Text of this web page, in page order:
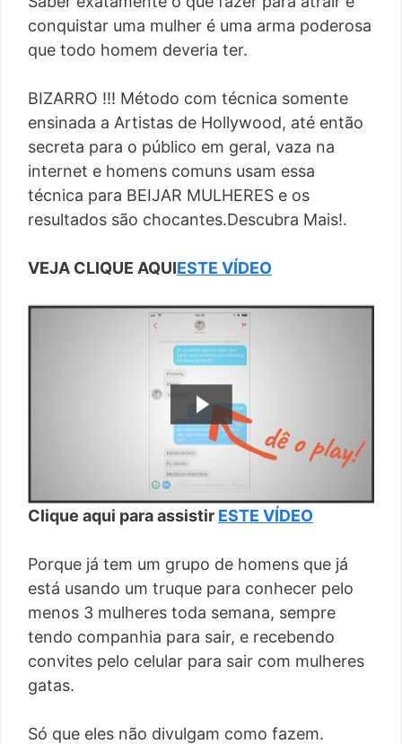
conquistar uma mulher é uma arma poderosa
que todo homem deveria ter.
BIZARRO !!! Método com técnica somente
ensinada a Artistas de Hollywood, até então
secreta para o público em geral, vaza na
internet e homens comuns usam essa
técnica para BEIJAR MULHERES e os
resultados são chocantes.Descubra Mais!.
VEJA CLIQUE AQUIESTE VÍDEO
Clique aqui para assistir ESTE VÍDEO
Porque já tem um grupo de homens que já
está usando um truque para conhecer pelo
menos 3 mulheres toda semana, sempre
tendo companhia para sair, e recebendo
convites pelo celular para sair com mulheres
gatas.
Só que eles não divulgam como fazem.